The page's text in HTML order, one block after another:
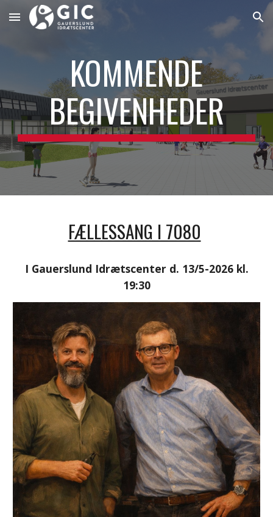
Skip to main content Skip to navigation
KOMMENDE
BEGIVENHEDER
FÆLLESSANG I 7080
I Gauerslund Idrætscenter d. 13/5-2026 kl.
19:30